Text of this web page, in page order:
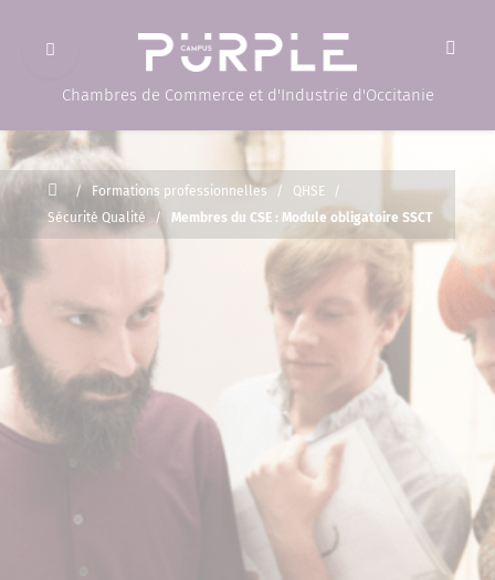
Ouvrir le menu
Chambres de Commerce et d'Industrie d'Occitanie
Accueil
/ Formations professionnelles / QHSE
/
Sécurité Qualité
/ Membres du CSE : Module obligatoire SSCT